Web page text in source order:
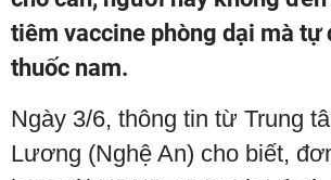
tiêm vaccine phòng dại mà tự
thuốc nam.
Ngày 3/6, thông tin từ Trung
Lương (Nghệ An) cho biết,